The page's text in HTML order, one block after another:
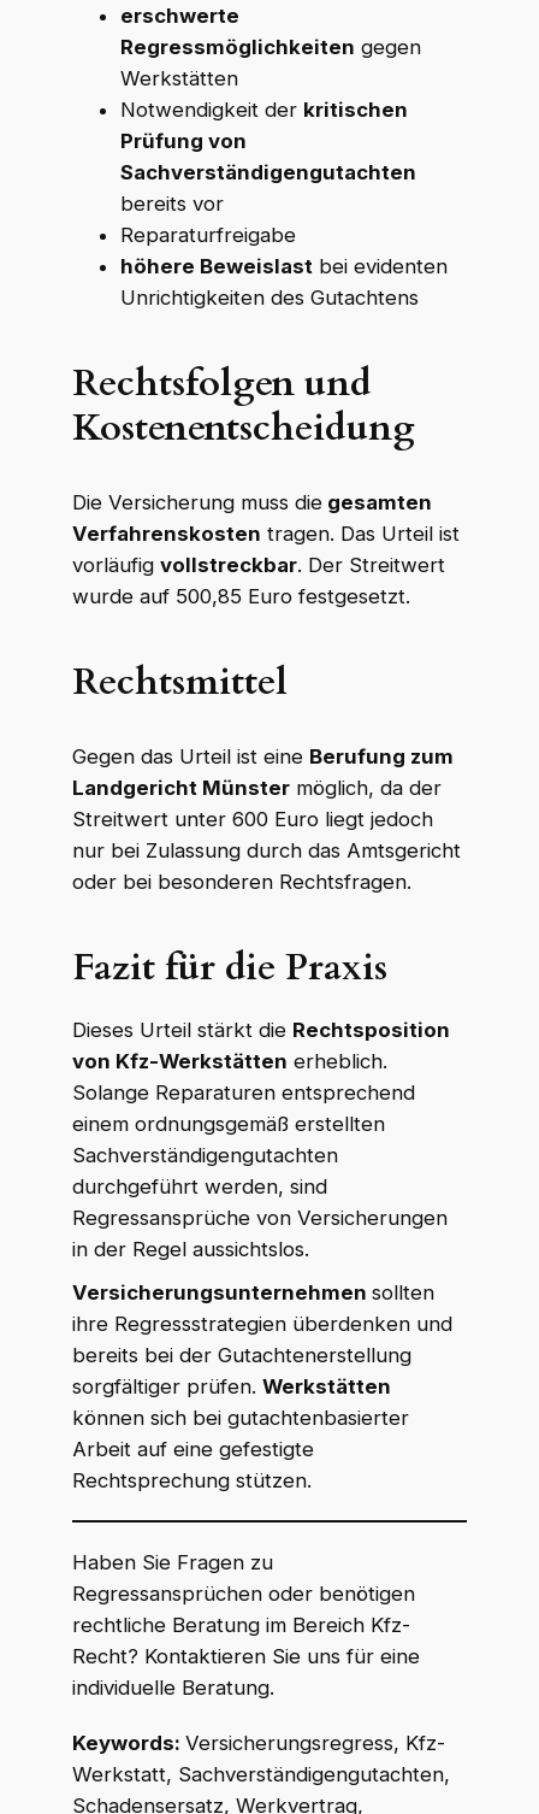
erschwerte
Regressmöglichkeiten gegen
Werkstätten
Notwendigkeit der kritischen
Prüfung von
Sachverständigengutachten
bereits vor
Reparaturfreigabe
höhere Beweislast bei evidenten
Unrichtigkeiten des Gutachtens
Rechtsfolgen und
Kostenentscheidung
Die Versicherung muss diegesamten
Verfahrenskosten tragen. Das Urteil ist
vorläufig vollstreckbar. Der Streitwert
wurde auf 500,85 Euro festgesetzt.
Rechtsmittel
Gegen das Urteil ist eine Berufung zum
Landgericht Münstermöglich, da der
Streitwert unter 600 Euro liegt jedoch
nur bei Zulassung durch das Amtsgericht
oder bei besonderen Rechtsfragen.
Fazit für die Praxis
Dieses Urteil stärkt die Rechtsposition
von Kfz-Werkstätten erheblich.
Solange Reparaturen entsprechend
einem ordnungsgemäß erstellten
Sachverständigengutachten
durchgeführt werden, sind
Regressansprüche von Versicherungen
in der Regel aussichtslos.
Versicherungsunternehmen sollten
ihre Regressstrategien überdenken und
bereits bei der Gutachtenerstellung
sorgfältiger prüfen. Werkstätten
können sich bei gutachtenbasierter
Arbeit auf eine gefestigte
Rechtsprechung stützen.
Haben Sie Fragen zu
Regressansprüchen oder benötigen
rechtliche Beratung im Bereich Kfz-
Recht? Kontaktieren Sie uns für eine
individuelle Beratung.
Keywords: Versicherungsregress, Kfz-
Werkstatt, Sachverständigengutachten,
Schadensersatz, Werkvertrag,